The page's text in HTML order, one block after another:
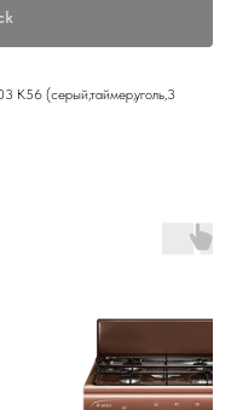
К56 (серый,таймер,уголь,3